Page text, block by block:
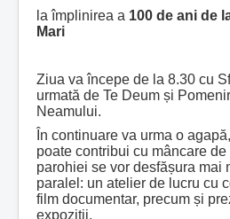
la împlinirea a 100 de ani de
Mari
Ziua va începe de la 8.30 cu
urmată de Te Deum și
Neamului.
În continuare va urma o
poate contribui cu mâncare
parohiei se vor desfășura mai
paralel: un atelier de lucru cu
film documentar, precum și
expoziții.